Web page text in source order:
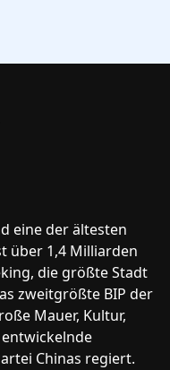
eine der ältesten
über 1,4 Milliarden
die größte Stadt
zweitgrößte BIP der
Mauer, Kultur,
Chinas regiert.